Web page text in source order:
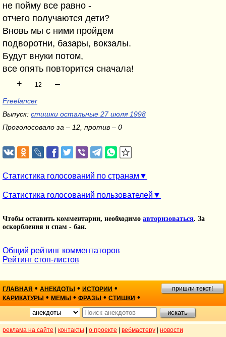
не пойму все равно -
отчего получаются дети?
Вновь мы с ними пройдем
подворотни, базары, вокзалы.
Будут внуки потом,
все опять повторится сначала!
+
12 –
Freelancer
Выпуск: стишки остальные 27 июля 1998
Проголосовало за – 12, против – 0
Статистика голосований по странам
Статистика голосований пользователей
Чтобы оставить комментарии, необходимо авторизоваться. За
оскорбления и спам - бан.
Общий рейтинг комментаторов
Рейтинг стоп-листов
ГЛАВНАЯ • АНЕКДОТЫ • ИСТОРИИ •
КАРИКАТУРЫ • МЕМЫ • ФРАЗЫ • СТИШКИ •
пришли текст!
реклама на сайте контакты о проекте вебмастеру новости